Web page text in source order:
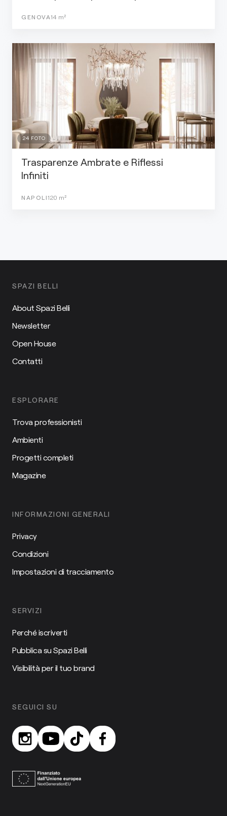
GENOVA14 m²
24 FOTO
Trasparenze Ambrate e Riflessi
Infiniti
NAPOLI120 m²
SPAZI BELLI
About Spazi Belli
Newsletter
Open House
Contatti
ESPLORARE
Trova professionisti
Ambienti
Progetti completi
Magazine
INFORMAZIONI GENERALI
Privacy
Condizioni
Impostazioni di tracciamento
SERVIZI
Perché iscriverti
Pubblica su Spazi Belli
Visibilità per il tuo brand
SEGUICI SU